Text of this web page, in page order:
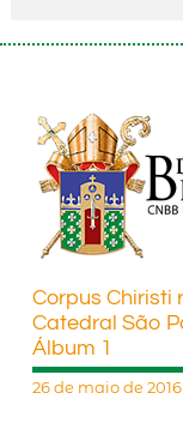
Corpus Chiristi
Catedral São
Álbum 1
26 de maio de 2016